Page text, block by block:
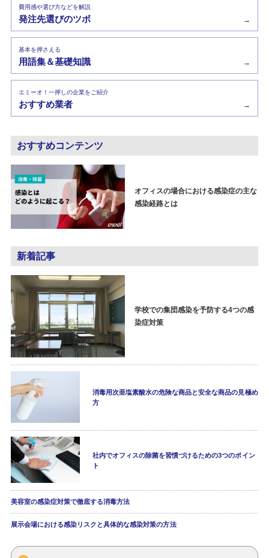
費用感や選び方などを解説
発注先選びのツボ →
基本を押さえる
用語集＆基礎知識 →
エミーオ！一押しの企業をご紹介
おすすめ業者 →
おすすめコンテンツ
オフィスの場合における感染症の主な
感染経路とは
新着記事
学校での集団感染を予防する4つの感
染症対策
消毒用次亜塩素酸水の危険な商品と安全な商品の見極め
方
社内でオフィスの除菌を習慣づけるための3つのポイン
ト
美容室の感染症対策で徹底する消毒方法
展示会場における感染リスクと具体的な感染対策の方法